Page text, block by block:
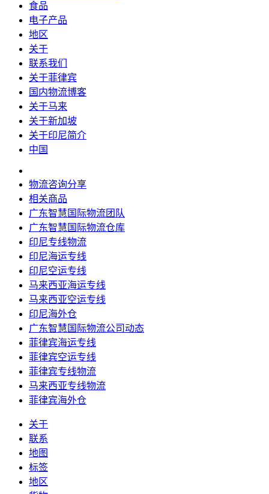
食品
电子产品
地区
关于
联系我们
关于菲律宾
国内物流博客
关于马来
关于新加坡
关于印尼简介
中国
物流咨询分享
相关商品
广东智慧国际物流团队
广东智慧国际物流仓库
印尼专线物流
印尼海运专线
印尼空运专线
马来西亚海运专线
马来西亚空运专线
印尼海外仓
广东智慧国际物流公司动态
菲律宾海运专线
菲律宾空运专线
菲律宾专线物流
马来西亚专线物流
菲律宾海外仓
关于
联系
地图
标签
地区